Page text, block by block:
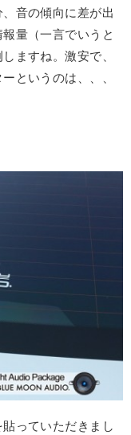
音の傾向に差が出
量（一言でいうと
ますね。激安で、
というのは、、、
っていただきまし